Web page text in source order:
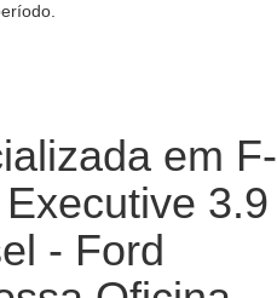
em F-
3.9
- Ford